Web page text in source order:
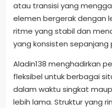
atau transisi yang
elemen bergerak dengan
ritme yang stabil dan
yang konsisten sepanjang
Aladin138 menghadirkan
fleksibel untuk berbagai
dalam waktu singkat
lebih lama. Struktur yang